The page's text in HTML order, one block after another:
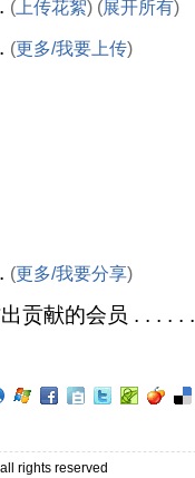
( 上传花絮) (展开所有)
(更多/我要上传)
(更多/我要分享)
贡献的会员 . . . . . .
rights reserved